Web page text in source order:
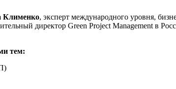
Клименко, эксперт международного уровня,
директор Green Project Management
тем: